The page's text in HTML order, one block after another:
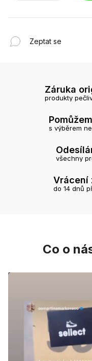
Zeptat se
Záruka
produkty
s výběrem
všechny
Vrácení
do 14 dnů
Co o